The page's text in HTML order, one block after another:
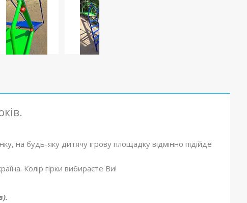
на будь-яку дитячу ігрову площадку відмінно підійде
Колір гірки вибираєте Ви!